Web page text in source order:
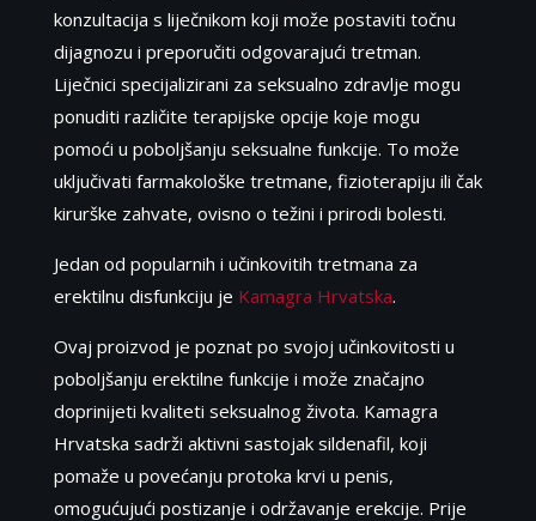
konzultacija s liječnikom koji može postaviti točnu
dijagnozu i preporučiti odgovarajući tretman.
Liječnici specijalizirani za seksualno zdravlje mogu
ponuditi različite terapijske opcije koje mogu
pomoći u poboljšanju seksualne funkcije. To može
uključivati farmakološke tretmane, fizioterapiju ili čak
kirurške zahvate, ovisno o težini i prirodi bolesti.
Jedan od popularnih i učinkovitih tretmana za
erektilnu disfunkciju je Kamagra Hrvatska.
Ovaj proizvod je poznat po svojoj učinkovitosti u
poboljšanju erektilne funkcije i može značajno
doprinijeti kvaliteti seksualnog života. Kamagra
Hrvatska sadrži aktivni sastojak sildenafil, koji
pomaže u povećanju protoka krvi u penis,
omogućujući postizanje i održavanje erekcije. Prije